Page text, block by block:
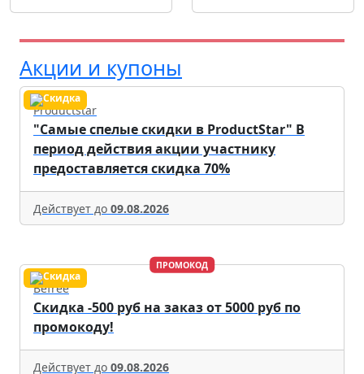
Акции и купоны
Productstar
"Самые спелые скидки в ProductStar" В
период действия акции участнику
предоставляется скидка 70%
Действует до 09.08.2026
ПРОМОКОД
Befree
Скидка -500 руб на заказ от 5000 руб по
промокоду!
Действует до 09.08.2026